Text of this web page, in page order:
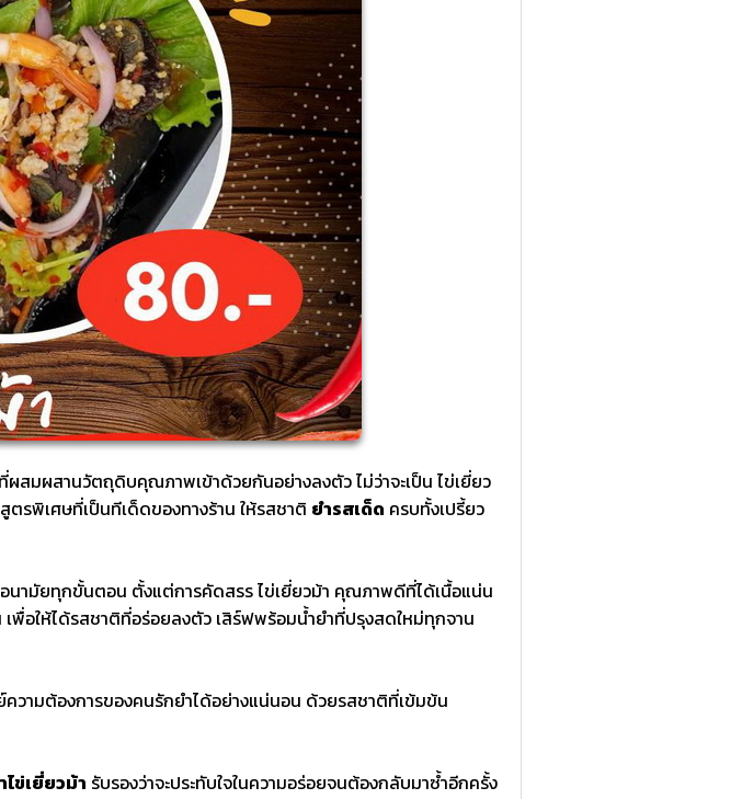
ที่ผสมผสานวัตถุดิบคุณภาพเข้าด้วยกันอย่างลงตัว ไม่ว่าจะเป็น ไข่เยี่ยว
รพิเศษที่เป็นทีเด็ดของทางร้าน ให้รสชาติ ยำรสเด็ด ครบทั้งเปรี้ยว
นามัยทุกขั้นตอน ตั้งแต่การคัดสรร ไข่เยี่ยวม้า คุณภาพดีที่ได้เนื้อแน่น
อให้ได้รสชาติที่อร่อยลงตัว เสิร์ฟพร้อมน้ำยำที่ปรุงสดใหม่ทุกจาน
วามต้องการของคนรักยำได้อย่างแน่นอน ด้วยรสชาติที่เข้มข้น
ไข่เยี่ยวม้า รับรองว่าจะประทับใจในความอร่อยจนต้องกลับมาซ้ำอีกครั้ง